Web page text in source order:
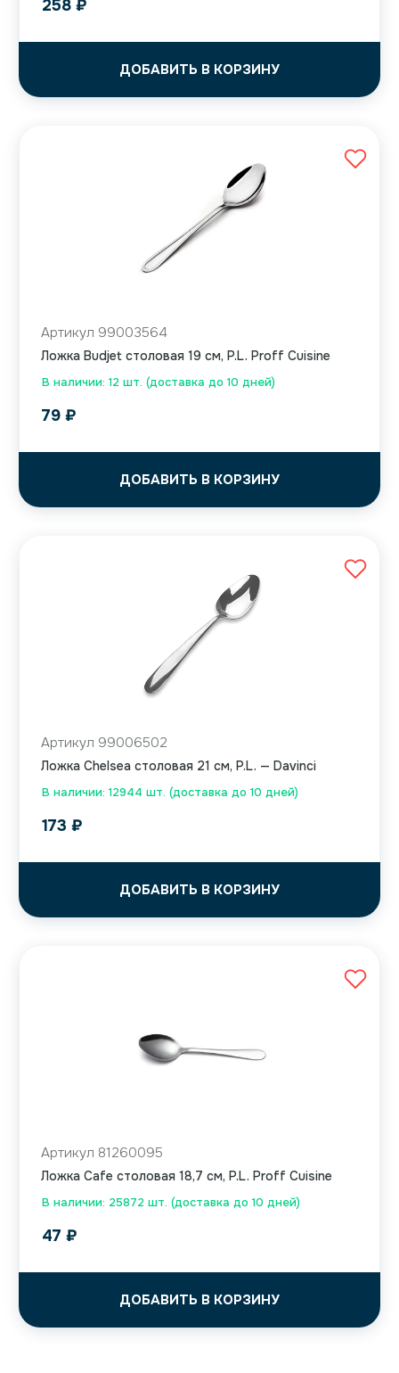
258 ₽
ДОБАВИТЬ В КОРЗИНУ
В наличии: 12 шт. (доставка до 10 дней)
Артикул 99003564
Ложка Budjet столовая 19 см, P.L. Proff Cuisine
79 ₽
ДОБАВИТЬ В КОРЗИНУ
В наличии: 12944 шт. (доставка до 10 дней)
Артикул 99006502
Ложка Chelsea столовая 21 см, P.L. — Davinci
173 ₽
ДОБАВИТЬ В КОРЗИНУ
В наличии: 25872 шт. (доставка до 10 дней)
Артикул 81260095
Ложка Cafe столовая 18,7 см, P.L. Proff Cuisine
47 ₽
ДОБАВИТЬ В КОРЗИНУ